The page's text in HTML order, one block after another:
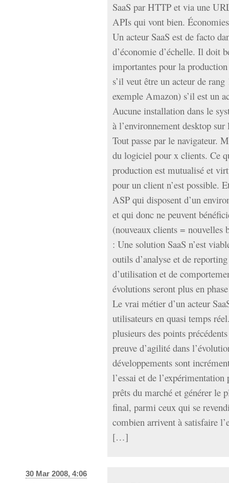
SaaS par HTTP et via une
APIs qui vont bien.
Un acteur SaaS est de facto
d’économie d’échelle. Il doit
importantes pour la
s’il veut être un acteur de
exemple Amazon) s’il est un
Aucune installation dans le
à l’environnement desktop sur
Tout passe par le navigateur.
du logiciel pour x clients. Ce
production est mutualisé et
pour un client n’est possible.
ASP qui disposent d’un
et qui donc ne peuvent
(nouveaux clients = nouvelles
: Une solution SaaS n’est
outils d’analyse et de
d’utilisation et de
évolutions seront plus en
Le vrai métier d’un acteur
utilisateurs en quasi temps
plusieurs des points
preuve d’agilité dans
développements sont
l’essai et de
prêts du marché et générer le
final, parmi ceux qui se
combien arrivent à satisfaire
[…]
30 Mar 2008, 4:06